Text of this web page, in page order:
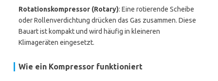
Rotationskompressor (Rotary): Eine rotierende Scheibe
oder Rollenverdichtung drücken das Gas zusammen. Diese
Bauart ist kompakt und wird häufig in kleineren
Klimageräten eingesetzt.
Wie ein Kompressor funktioniert